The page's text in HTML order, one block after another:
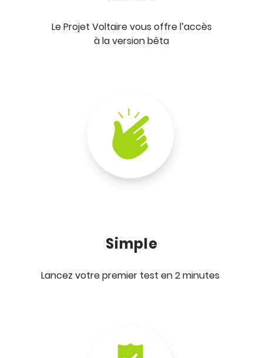
Le Projet Voltaire vous offre l’accès
à la version bêta
Simple
Lancez votre premier test en 2 minutes